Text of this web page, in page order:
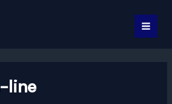
line